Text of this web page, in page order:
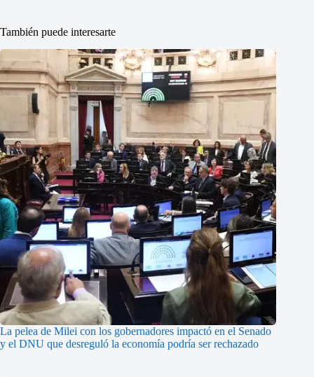
También puede interesarte
La pelea de Milei con los gobernadores impactó en el Senado
y el DNU que desreguló la economía podría ser rechazado